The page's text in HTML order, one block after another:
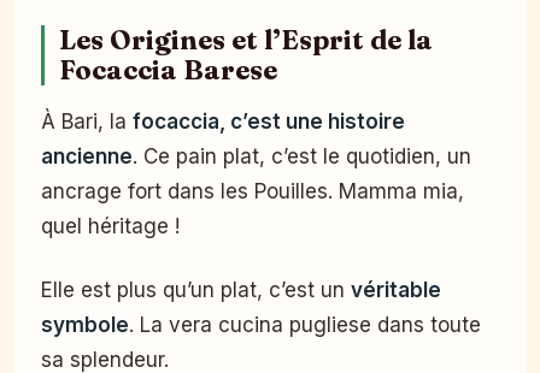
Les Origines et l’Esprit de la
Focaccia Barese
À Bari, la focaccia, c’est une histoire
ancienne. Ce pain plat, c’est le quotidien, un
ancrage fort dans les Pouilles. Mamma mia,
quel héritage !
Elle est plus qu’un plat, c’est un véritable
symbole. La vera cucina pugliese dans toute
sa splendeur.